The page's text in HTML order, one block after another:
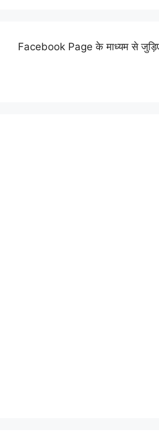
Facebook Page के माध्यम से